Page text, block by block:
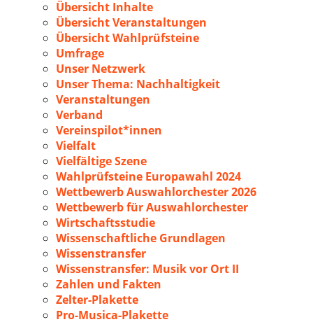
Übersicht Inhalte
Übersicht Veranstaltungen
Übersicht Wahlprüfsteine
Umfrage
Unser Netzwerk
Unser Thema: Nachhaltigkeit
Veranstaltungen
Verband
Vereinspilot*innen
Vielfalt
Vielfältige Szene
Wahlprüfsteine Europawahl 2024
Wettbewerb Auswahlorchester 2026
Wettbewerb für Auswahlorchester
Wirtschaftsstudie
Wissenschaftliche Grundlagen
Wissenstransfer
Wissenstransfer: Musik vor Ort II
Zahlen und Fakten
Zelter-Plakette
Pro-Musica-Plakette